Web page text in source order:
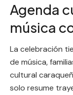
Agenda
música
La celebración
de música,
cultural
solo resume